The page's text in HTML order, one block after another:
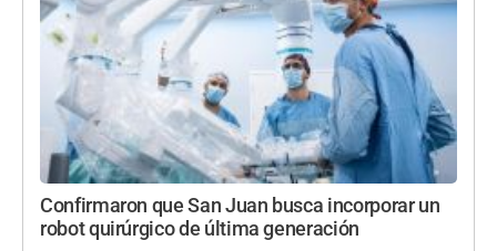
Confirmaron que San Juan busca incorporar un
robot quirúrgico de última generación